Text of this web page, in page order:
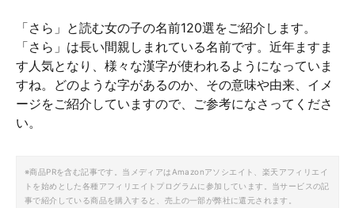
「さら」と読む女の子の名前120選をご紹介します。
「さら」は長い間親しまれている名前です。近年ますま
す人気となり、様々な漢字が使われるようになっていま
すね。どのような字があるのか、その意味や由来、イメ
ージをご紹介していますので、ご参考になさってくださ
い。
※商品PRを含む記事です。当メディアはAmazonアソシエイト、楽天アフィリエイ
トを始めとした各種アフィリエイトプログラムに参加しています。当サービスの記
事で紹介している商品を購入すると、売上の一部が弊社に還元されます。